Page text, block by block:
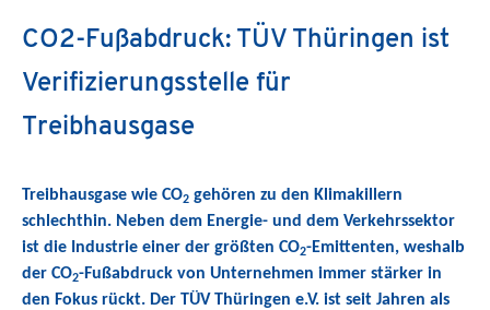
CO2-Fußabdruck: TÜV Thüringen ist
Verifizierungsstelle für
Treibhausgase
Treibhausgase wie CO2 gehören zu den Klimakillern
schlechthin. Neben dem Energie- und dem Verkehrssektor
ist die Industrie einer der größten CO2-Emittenten, weshalb
der CO2-Fußabdruck von Unternehmen immer stärker in
den Fokus rückt. Der TÜV Thüringen e.V. ist seit Jahren als